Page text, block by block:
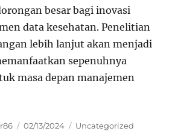
besar bagi inovasi
data kesehatan. Penelitian
lebih lanjut akan menjadi
sepenuhnya
masa depan manajemen
Posted
02/13/2024 Categories
Uncategorized